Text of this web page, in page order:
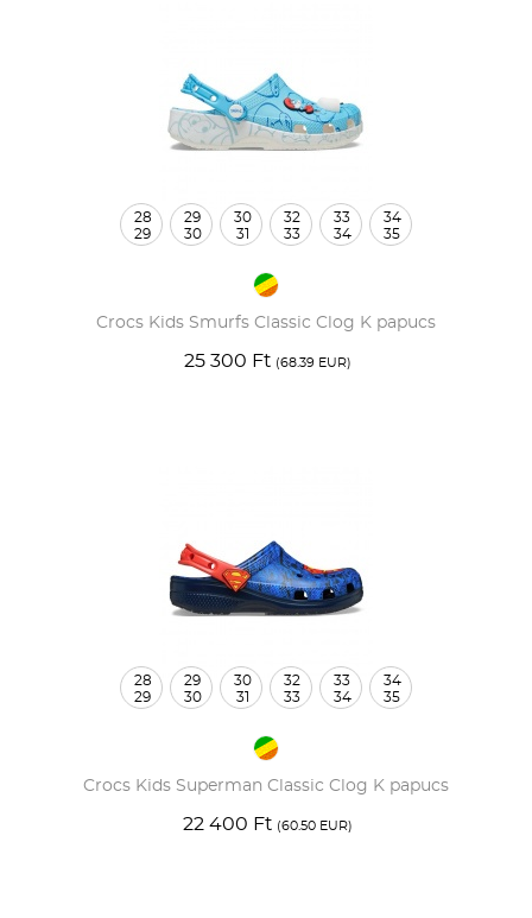
Crocs Kids Smurfs Classic Clog K papucs
25 300 Ft (68.39 EUR)
28
29
29
30
30
31
32
33
33
34
34
35
Crocs Kids Superman Classic Clog K papucs
22 400 Ft (60.50 EUR)
28
29
29
30
30
31
32
33
33
34
34
35